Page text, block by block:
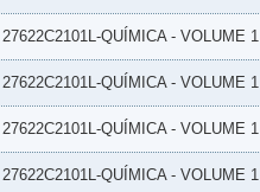
27622C2101L-QUÍMICA - VOLUME 1
27622C2101L-QUÍMICA - VOLUME 1
27622C2101L-QUÍMICA - VOLUME 1
27622C2101L-QUÍMICA - VOLUME 1